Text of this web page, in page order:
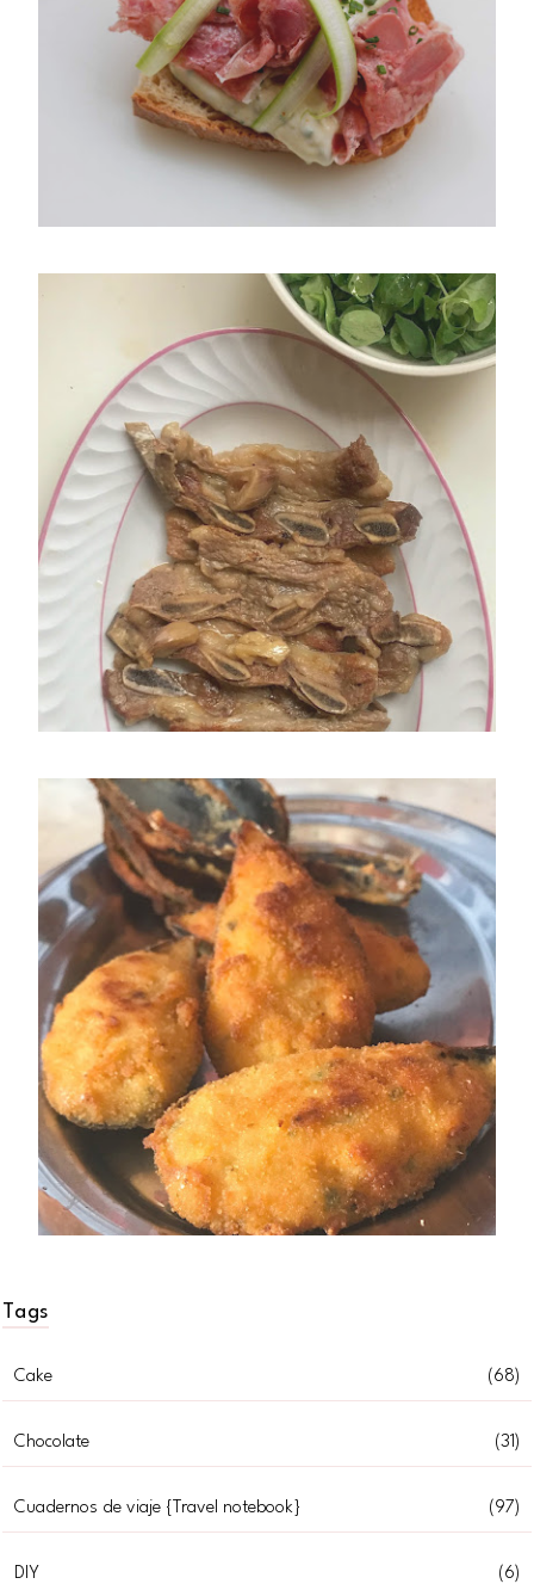
Tags
Cake (68)
Chocolate (31)
Cuadernos de viaje {Travel notebook} (97)
DIY (6)